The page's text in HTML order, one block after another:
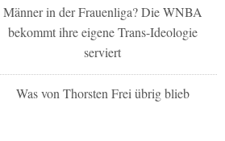
Männer in der Frauenliga? Die WNBA
bekommt ihre eigene Trans-Ideologie
serviert
Was von Thorsten Frei übrig blieb